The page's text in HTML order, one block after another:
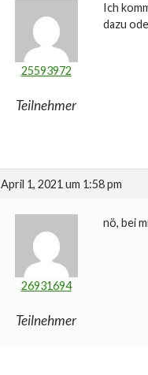
25593972
Teilnehmer
Ich
dazu
April 1, 2021 um 1:58 pm
26931694
Teilnehmer
nö, bei